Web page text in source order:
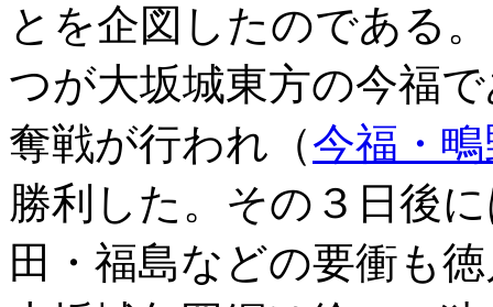
とを企図したのである
つが大坂城東方の今福
奪戦が行われ（今福・
勝利した。その３日後
田・福島などの要衝も